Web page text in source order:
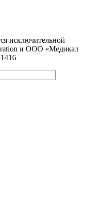
исключительной
и ООО «Медикал